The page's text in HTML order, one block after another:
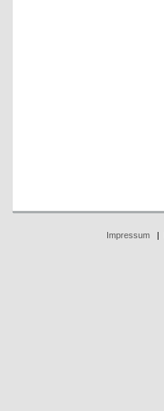
Impressum|